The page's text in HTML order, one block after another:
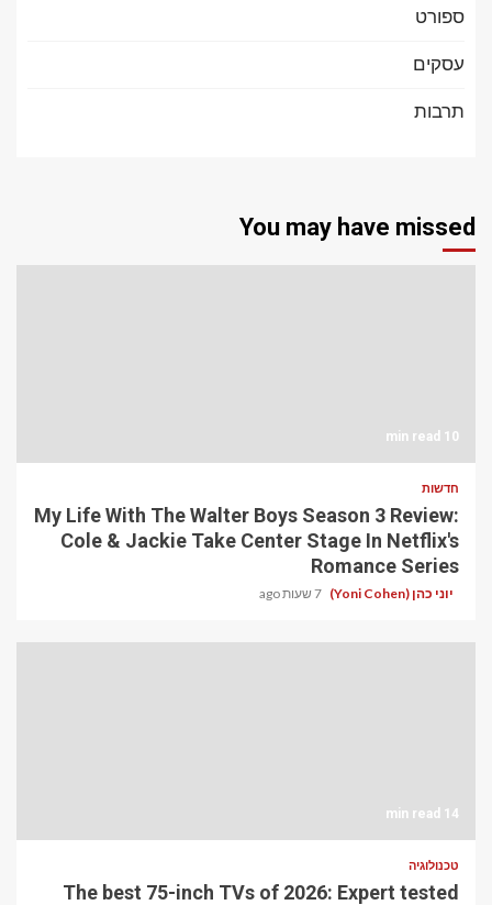
ספורט
עסקים
תרבות
You may have missed
10 min read
חדשות
My Life With The Walter Boys Season 3 Review:
Cole & Jackie Take Center Stage In Netflix's
Romance Series
יוני כהן (Yoni Cohen) 7 שעות ago
14 min read
טכנולוגיה
The best 75-inch TVs of 2026: Expert tested